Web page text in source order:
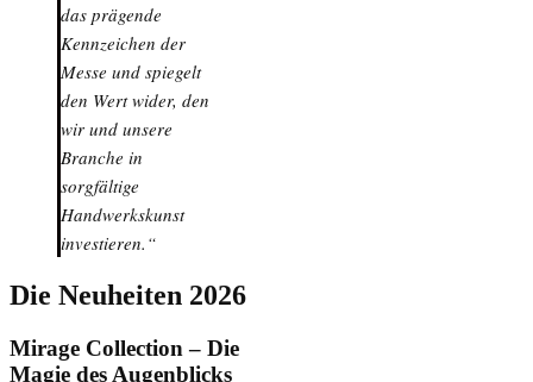
das prägende
Kennzeichen der
Messe und spiegelt
den Wert wider, den
wir und unsere
Branche in
sorgfältige
Handwerkskunst
investieren.“
Die Neuheiten 2026
Mirage Collection – Die
Magie des Augenblicks